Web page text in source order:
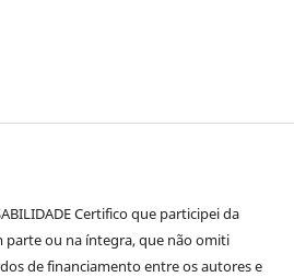
Certifico que participei da
parte ou na íntegra, que não omiti
de financiamento entre os autores e